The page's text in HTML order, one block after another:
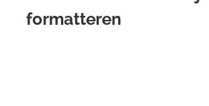
formatteren